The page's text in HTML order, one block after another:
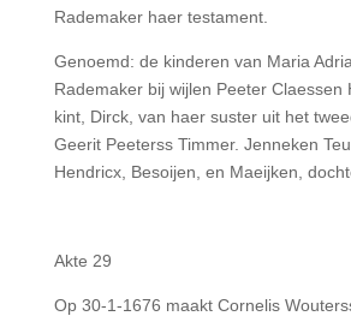
Rademaker haer testament.
Genoemd: de kinderen van Maria
Rademaker bij wijlen Peeter Claessen
kint, Dirck, van haer suster uit het
Geerit Peeterss Timmer. Jenneken
Hendricx, Besoijen, en Maeijken,
Akte 29
Op 30-1-1676 maakt Cornelis